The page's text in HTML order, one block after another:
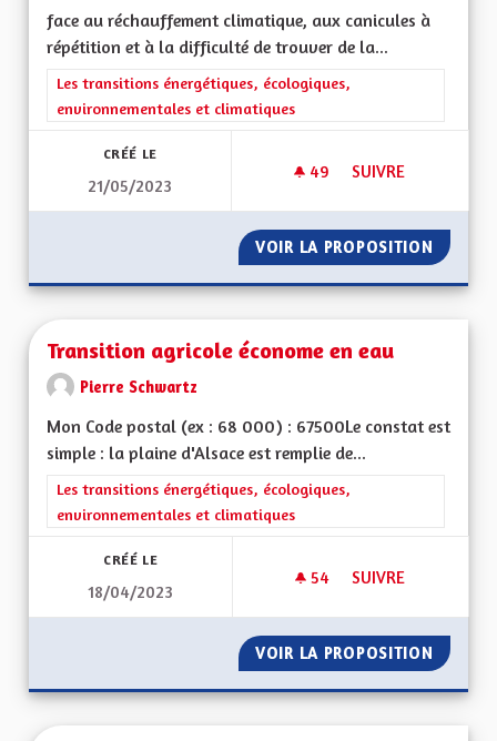
face au réchauffement climatique, aux canicules à
répétition et à la difficulté de trouver de la...
Filtrer les résultats de la catégorie : Les transitions
Les transitions énergétiques, écologiques,
environnementales et climatiques
CRÉÉ LE
21/05/2023
49 49 ABONNÉS
SUIVRE
VOIR LA PROPOSITION
Transition agricole économe en eau
Pierre Schwartz
Mon Code postal (ex : 68 000) : 67500Le constat est
simple : la plaine d'Alsace est remplie de...
Filtrer les résultats de la catégorie : Les transitions
Les transitions énergétiques, écologiques,
environnementales et climatiques
CRÉÉ LE
18/04/2023
54 54 ABONNÉS
SUIVRE
VOIR LA PROPOSITION